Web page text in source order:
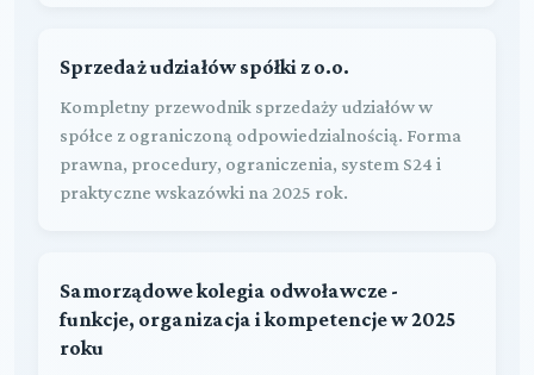
Sprzedaż udziałów spółki z o.o.
Kompletny przewodnik sprzedaży udziałów w
spółce z ograniczoną odpowiedzialnością. Forma
prawna, procedury, ograniczenia, system S24 i
praktyczne wskazówki na 2025 rok.
Samorządowe kolegia odwoławcze -
funkcje, organizacja i kompetencje w 2025
roku